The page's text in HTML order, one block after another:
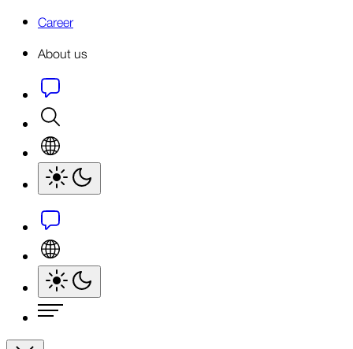
Career
About us